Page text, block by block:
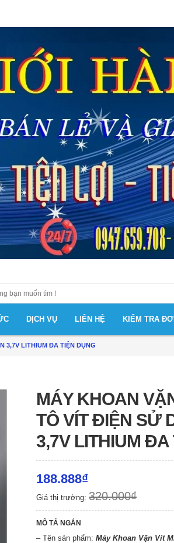
DỊCH VỤ LIÊN HỆ KIỂM TRA
3,7V LITHIUM ĐA TIỆN DỤNG
MÁY KHOAN
TÔ VÍT ĐIỆN SỬ
3,7V LITHIUM ĐA
188.888₫
Giá thị trường:320.000₫
MÔ TẢ NGẮN
– Tên sản phẩm:Máy Khoan Vặn Vít